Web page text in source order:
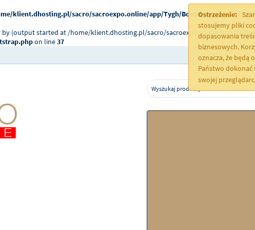
klient.dhosting.pl/sacro/sacroexpo.online/app/Tygh/Bootstrap.phpon line
(output started at /home/klient.dhosting.pl/sacro/sacroexpo.online/app/Tygh/
on line37
Ostrzeżenie:
stosujemy pliki
dopasowania
biznesowych.
oznacza, że będą
Państwo dokonać
swojej